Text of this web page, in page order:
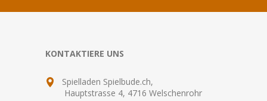
KONTAKTIERE UNS
Spielladen Spielbude.ch,
Hauptstrasse 4, 4716 Welschenrohr